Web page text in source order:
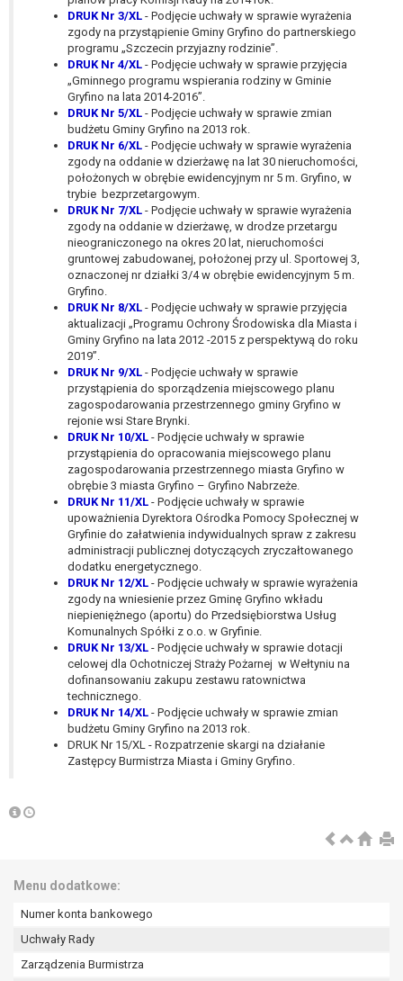
DRUK Nr 3/XL - Podjęcie uchwały w sprawie wyrażenia
zgody na przystąpienie Gminy Gryfino do partnerskiego
programu „Szczecin przyjazny rodzinie”.
DRUK Nr 4/XL - Podjęcie uchwały w sprawie przyjęcia
„Gminnego programu wspierania rodziny w Gminie
Gryfino na lata 2014-2016”.
DRUK Nr 5/XL - Podjęcie uchwały w sprawie zmian
budżetu Gminy Gryfino na 2013 rok.
DRUK Nr 6/XL - Podjęcie uchwały w sprawie wyrażenia
zgody na oddanie w dzierżawę na lat 30 nieruchomości,
położonych w obrębie ewidencyjnym nr 5 m. Gryfino, w
trybie bezprzetargowym.
DRUK Nr 7/XL - Podjęcie uchwały w sprawie wyrażenia
zgody na oddanie w dzierżawę, w drodze przetargu
nieograniczonego na okres 20 lat, nieruchomości
gruntowej zabudowanej, położonej przy ul. Sportowej 3,
oznaczonej nr działki 3/4 w obrębie ewidencyjnym 5 m.
Gryfino.
DRUK Nr 8/XL - Podjęcie uchwały w sprawie przyjęcia
aktualizacji „Programu Ochrony Środowiska dla Miasta i
Gminy Gryfino na lata 2012 -2015 z perspektywą do roku
2019”.
DRUK Nr 9/XL - Podjęcie uchwały w sprawie
przystąpienia do sporządzenia miejscowego planu
zagospodarowania przestrzennego gminy Gryfino w
rejonie wsi Stare Brynki.
DRUK Nr 10/XL - Podjęcie uchwały w sprawie
przystąpienia do opracowania miejscowego planu
zagospodarowania przestrzennego miasta Gryfino w
obrębie 3 miasta Gryfino – Gryfino Nabrzeże.
DRUK Nr 11/XL - Podjęcie uchwały w sprawie
upoważnienia Dyrektora Ośrodka Pomocy Społecznej w
Gryfinie do załatwienia indywidualnych spraw z zakresu
administracji publicznej dotyczących zryczałtowanego
dodatku energetycznego.
DRUK Nr 12/XL - Podjęcie uchwały w sprawie wyrażenia
zgody na wniesienie przez Gminę Gryfino wkładu
niepieniężnego (aportu) do Przedsiębiorstwa Usług
Komunalnych Spółki z o.o. w Gryfinie.
DRUK Nr 13/XL - Podjęcie uchwały w sprawie dotacji
celowej dla Ochotniczej Straży Pożarnej w Wełtyniu na
dofinansowaniu zakupu zestawu ratownictwa
technicznego.
DRUK Nr 14/XL - Podjęcie uchwały w sprawie zmian
budżetu Gminy Gryfino na 2013 rok.
DRUK Nr 15/XL - Rozpatrzenie skargi na działanie
Zastępcy Burmistrza Miasta i Gminy Gryfino.
Menu dodatkowe:
Numer konta bankowego
Uchwały Rady
Zarządzenia Burmistrza
wykonania zadania realizowanego w
interesie publicznym lub w ramach
sprawowania władzy publicznej
powierzonej administratorowi bądź
niezbędność przetwarzania do celów
wynikających z prawnie
uzasadnionych interesów
realizowanych przez administratora
lub przez stronę trzecią.
Z przyczyn związanych z Pani/Pana
szczególną sytuacją. W razie wniesienia
sprzeciwu, administrator nie może już
przetwarzać tych danych osobowych, chyba
że wykaże on istnienie ważnych prawnie
uzasadnionych podstaw do przetwarzania,
nadrzędnych wobec interesów, praw i
wolności osoby, której dane dotyczą, lub
podstaw do ustalenia, dochodzenia lub
W przypadku gdy przetwarzanie danych
osobowych odbywa się na podstawie zgody osoby
na przetwarzanie danych osobowych (art. 6 ust. 1
lit a RODO), przysługuje Pani/Panu prawo do
cofnięcia tej zgody w dowolnym momencie.
Cofnięcie to nie ma wpływu na zgodność
przetwarzania, którego dokonano na podstawie
zgody przed jej cofnięciem.
Przysługuje Pani/Panu prawo wniesienia skargi do
organu nadzorczego na niezgodne z prawem
przetwarzanie Pani/Pana danych osobowych
przez administratora.
Organem właściwym do wniesienia skargi jest
Prezes Urzędu Ochrony Danych Osobowych.
W zależności od sfery, w której przetwarzane są
dane osobowe, podanie danych osobowych jest
dobrowolne albo jest wymogiem ustawowym lub
umownym.
Pani/Pana dane nie będą poddawane